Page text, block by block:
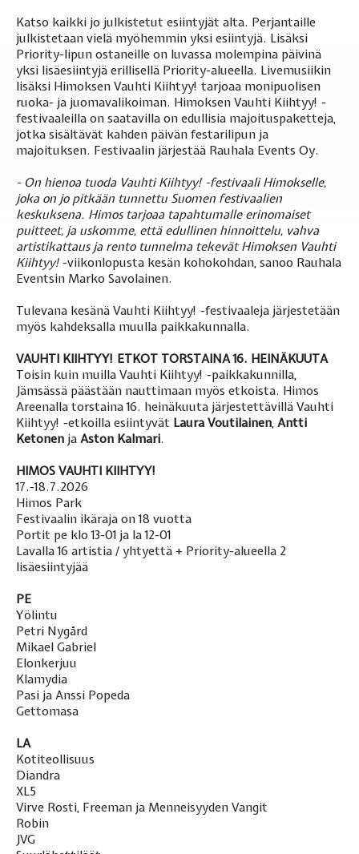
Katso kaikki jo julkistetut esiintyjät alta. Perjantaille
julkistetaan vielä myöhemmin yksi esiintyjä. Lisäksi
Priority-lipun ostaneille on luvassa molempina päivinä
yksi lisäesiintyjä erillisellä Priority-alueella. Livemusiikin
lisäksi Himoksen Vauhti Kiihtyy! tarjoaa monipuolisen
ruoka- ja juomavalikoiman. Himoksen Vauhti Kiihtyy! -
festivaaleilla on saatavilla on edullisia majoituspaketteja,
jotka sisältävät kahden päivän festarilipun ja
majoituksen. Festivaalin järjestää Rauhala Events Oy.
- On hienoa tuoda Vauhti Kiihtyy! -festivaali Himokselle,
joka on jo pitkään tunnettu Suomen festivaalien
keskuksena. Himos tarjoaa tapahtumalle erinomaiset
puitteet, ja uskomme, että edullinen hinnoittelu, vahva
artistikattaus ja rento tunnelma tekevät Himoksen Vauhti
Kiihtyy! -viikonlopusta kesän kohokohdan, sanoo Rauhala
Eventsin Marko Savolainen.
Tulevana kesänä Vauhti Kiihtyy! -festivaaleja järjestetään
myös kahdeksalla muulla paikkakunnalla.
VAUHTI KIIHTYY! ETKOT TORSTAINA 16. HEINÄKUUTA
Toisin kuin muilla Vauhti Kiihtyy! -paikkakunnilla,
Jämsässä päästään nauttimaan myös etkoista. Himos
Areenalla torstaina 16. heinäkuuta järjestettävillä Vauhti
Kiihtyy! -etkoilla esiintyvät Laura Voutilainen, Antti
Ketonen ja Aston Kalmari.
HIMOS VAUHTI KIIHTYY!
17.-18.7.2026
Himos Park
Festivaalin ikäraja on 18 vuotta
Portit pe klo 13-01 ja la 12-01
Lavalla 16 artistia / yhtyettä + Priority-alueella 2
lisäesiintyjää
PE
Yölintu
Petri Nygård
Mikael Gabriel
Elonkerjuu
Klamydia
Pasi ja Anssi Popeda
Gettomasa
LA
Kotiteollisuus
Diandra
XL5
Virve Rosti, Freeman ja Menneisyyden Vangit
Robin
JVG